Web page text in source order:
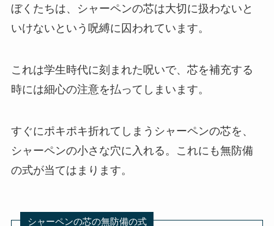
ぼくたちは、シャーペンの芯は大切に扱わないと
いけないという呪縛に囚われています。
これは学生時代に刻まれた呪いで、芯を補充する
時には細心の注意を払ってしまいます。
すぐにポキポキ折れてしまうシャーペンの芯を、
シャーペンの小さな穴に入れる。これにも無防備
の式が当てはまります。
シャーペンの芯の無防備の式